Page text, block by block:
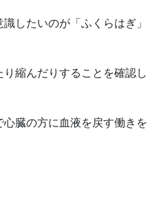
したいのが「ふくらはぎ」
縮んだりすることを確認し
臓の方に血液を戻す働きを